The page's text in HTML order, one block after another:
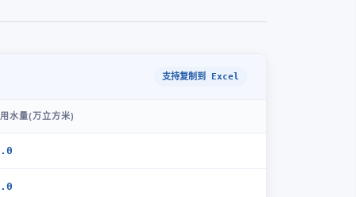
支持复制到 Excel
水量(万立方米)